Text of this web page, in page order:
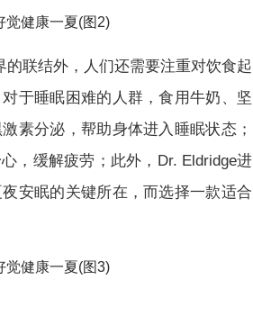
联结外，人们还需要注重对饮食起
于睡眠困难的人群，食用牛奶、坚
素分泌，帮助身体进入睡眠状态；
，缓解疲劳；此外，Dr. Eldridge进
安眠的关键所在，而选择一款适合